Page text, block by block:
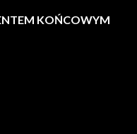
KOŃCOWYM